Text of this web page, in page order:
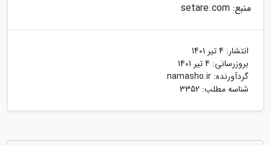
منبع: setare.com
انتشار: 4 تیر 1401
بروزرسانی: 4 تیر 1401
گردآورنده: namasho.ir
شناسه مطلب: 3352